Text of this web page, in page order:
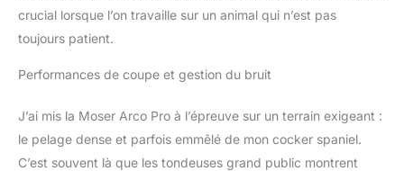
ERGONOMIE - Avec
équilibré, elle garantit une
travail sans fatigue,
même en usage
prolongé.
crucial lorsque l’on travaille sur un animal qui n’est pas
toujours patient.
Performances de coupe et gestion du bruit
J’ai mis la Moser Arco Pro à l’épreuve sur un terrain exigeant :
le pelage dense et parfois emmêlé de mon cocker spaniel.
C’est souvent là que les tondeuses grand public montrent